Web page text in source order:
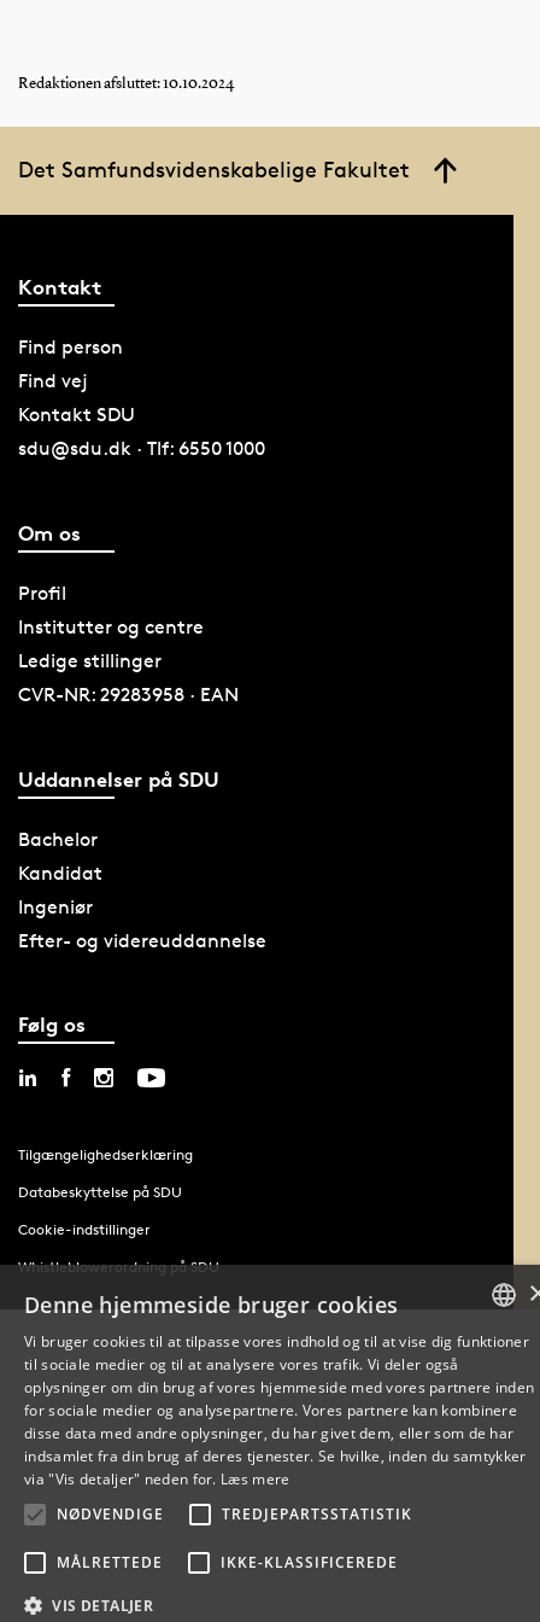
Redaktionen afsluttet: 10.10.2024
Det Samfundsvidenskabelige Fakultet
Kontakt
Find person
Find vej
Kontakt SDU
sdu@sdu.dk · Tlf: 6550 1000
Om os
Profil
Institutter og centre
Ledige stillinger
CVR-NR: 29283958 · EAN
Uddannelser på SDU
Bachelor
Kandidat
Ingeniør
Efter- og videreuddannelse
Følg os
Tilgængelighedserklæring
Databeskyttelse på SDU
Cookie-indstillinger
Whistleblowerordning på SDU
ENGLISH
Denne hjemmeside bruger cookies
Vi bruger cookies til at tilpasse vores indhold og til at vise dig funktioner
til sociale medier og til at analysere vores trafik. Vi deler også
oplysninger om din brug af vores hjemmeside med vores partnere inden
for sociale medier og analysepartnere. Vores partnere kan kombinere
disse data med andre oplysninger, du har givet dem, eller som de har
indsamlet fra din brug af deres tjenester. Se hvilke, inden du samtykker
via "Vis detaljer" neden for. Læs mere
NØDVENDIGE
TREDJEPARTSSTATISTIK
MÅLRETTEDE IKKE-KLASSIFICEREDE
VIS DETALJER